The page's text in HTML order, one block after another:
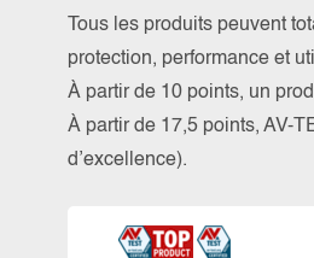
Tous les produits peuvent
protection, performance et
À partir de 10 points, un
À partir de 17,5 points, AV-
d’excellence).